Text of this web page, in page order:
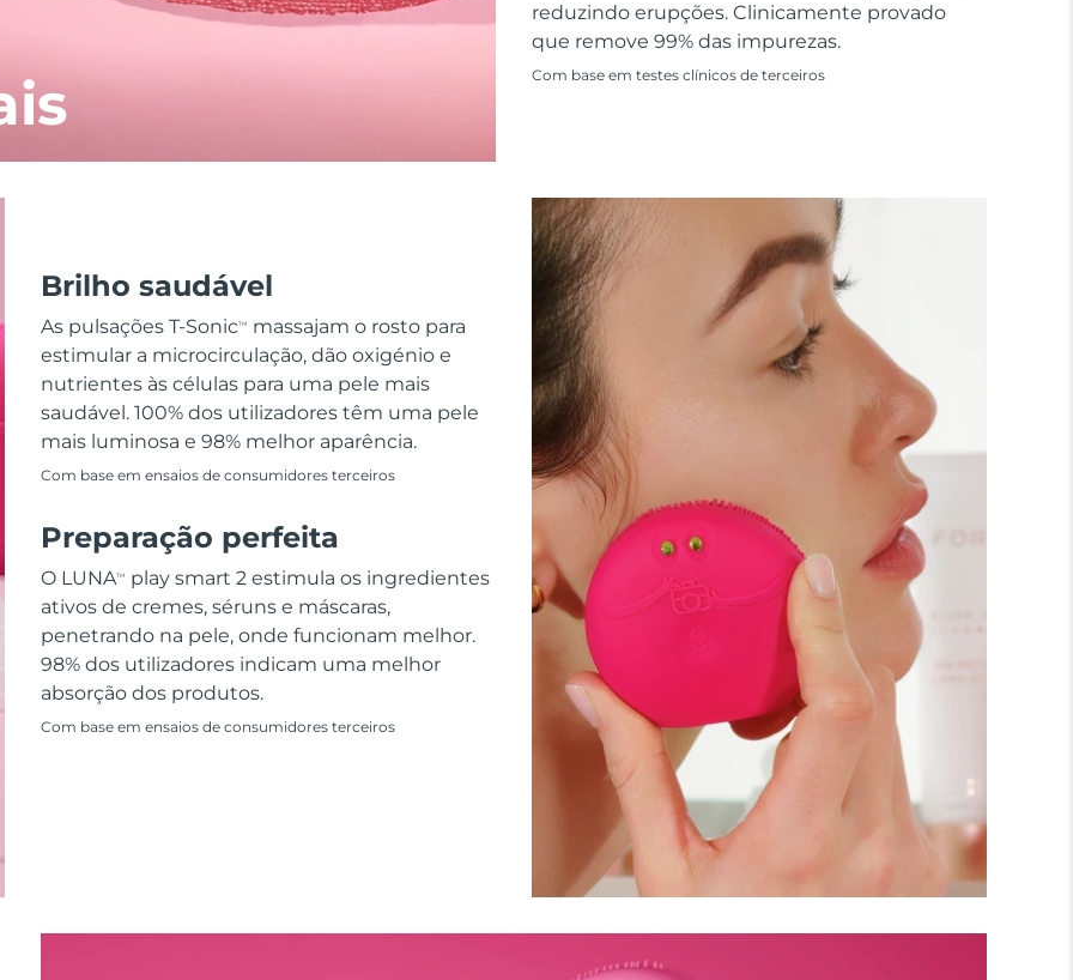
reduzindo erupções. Clinicamente provado
que remove 99% das impurezas.
Com base em testes clínicos de terceiros
Brilho saudável
As pulsações T-SonicTM
massajam o rosto para
estimular a microcirculação, dão oxigénio e
nutrientes às células para uma pele mais
saudável. 100% dos utilizadores têm uma pele
mais luminosa e 98% melhor aparência.
Com base em ensaios de consumidores terceiros
Preparação perfeita
O LUNATM
play smart 2 estimula os ingredientes
ativos de cremes, séruns e máscaras,
penetrando na pele, onde funcionam melhor.
98% dos utilizadores indicam uma melhor
absorção dos produtos.
Com base em ensaios de consumidores terceiros